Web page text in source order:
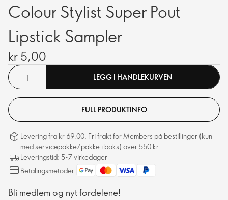
Colour Stylist Super Pout
Lipstick Sampler
kr 5,00
LEGG I HANDLEKURVEN
FULL PRODUKTINFO
Levering fra kr 69,00. Fri frakt for Members på bestillinger (kun
med servicepakke/pakke i boks) over 550 kr
Leveringstid: 5-7 virkedager
Betalingsmetoder:
Bli medlem og nyt fordelene!